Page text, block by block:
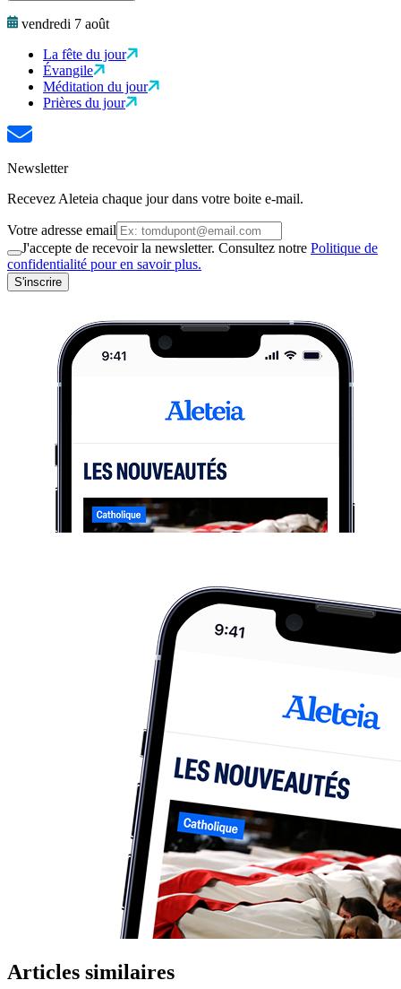
vendredi 7 août
La fête du jour
Évangile
Méditation du jour
Prières du jour
Newsletter
Recevez Aleteia chaque jour dans votre boite e-mail.
Votre adresse email
J'accepte de recevoir la newsletter. Consultez notre Politique de
confidentialité pour en savoir plus.
S'inscrire
Articles similaires